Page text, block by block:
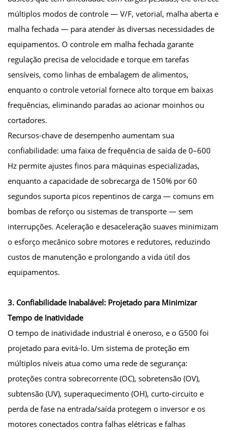
múltiplos modos de controle — V/F, vetorial, malha aberta e
malha fechada — para atender às diversas necessidades de
equipamentos. O controle em malha fechada garante
regulação precisa de velocidade e torque em tarefas
sensíveis, como linhas de embalagem de alimentos,
enquanto o controle vetorial fornece alto torque em baixas
frequências, eliminando paradas ao acionar moinhos ou
cortadores.
Recursos-chave de desempenho aumentam sua
confiabilidade: uma faixa de frequência de saída de 0–600
Hz permite ajustes finos para máquinas especializadas,
enquanto a capacidade de sobrecarga de 150% por 60
segundos suporta picos repentinos de carga — comuns em
bombas de reforço ou sistemas de transporte — sem
interrupções. Aceleração e desaceleração suaves minimizam
o esforço mecânico sobre motores e redutores, reduzindo
custos de manutenção e prolongando a vida útil dos
equipamentos.
3. Confiabilidade Inabalável: Projetado para Minimizar
Tempo de Inatividade
O tempo de inatividade industrial é oneroso, e o G500 foi
projetado para evitá-lo. Um sistema de proteção em
múltiplos níveis atua como uma rede de segurança:
proteções contra sobrecorrente (OC), sobretensão (OV),
subtensão (UV), superaquecimento (OH), curto-circuito e
perda de fase na entrada/saída protegem o inversor e os
motores conectados contra falhas elétricas e falhas